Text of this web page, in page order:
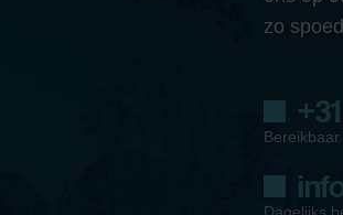
zo
Dagelijks